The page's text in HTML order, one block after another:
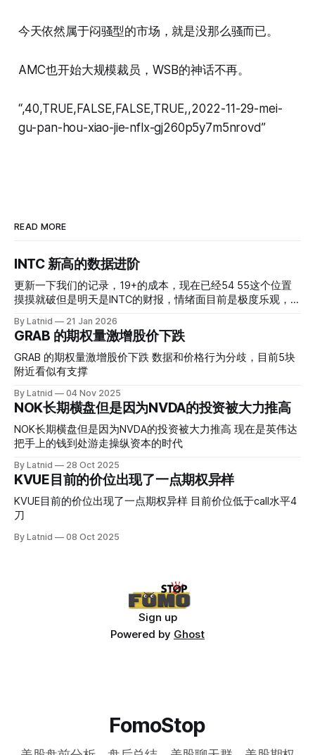
今天依然属于闷骚型的市场，就是没那么骚而已。
AMC也开始大规模裁员，WSB的神话不再。
“,40,TRUE,FALSE,FALSE,TRUE,,2022-11-29-mei-
gu-pan-hou-xiao-jie-nflx-gj260p5y7m5nrovd”
READ MORE
INTC 新高的数据进阶
更新一下我们的记录，19+的成本，现在已经54 55这个位置
摸摸就破但是明天是INTC的财报，情绪面目前是极度乐观，反
是突破前的支撑CC感觉可以做，放远些, 因为18A的经验还未
真正得到普遍大众的关注，当然财报可以继续出新消息顶一下
压力位置。 数据在70驻扎 整体呈现 47 – 60 短期位置
By Latnid 21 Jan 2026
GRAB 的期权量激增股价下跌
GRAB 的期权量激增股价下跌 数据和价格行为分歧，目前5块
附近看似有支撑
By Latnid 04 Nov 2025
NOK长期横盘但是因为NVDA的投资被大力推高
NOK长期横盘但是因为NVDA的投资被大力推高 现在是英伟达
把手上的钱到处游走操纵资本的时代
By Latnid 28 Oct 2025
KVUE目前的价位出现了一点期权异样
KVUE目前的价位出现了一点期权异样 目前价位低于call水平4
刀
By Latnid 08 Oct 2025
Sign up
Powered by Ghost
FomoStop